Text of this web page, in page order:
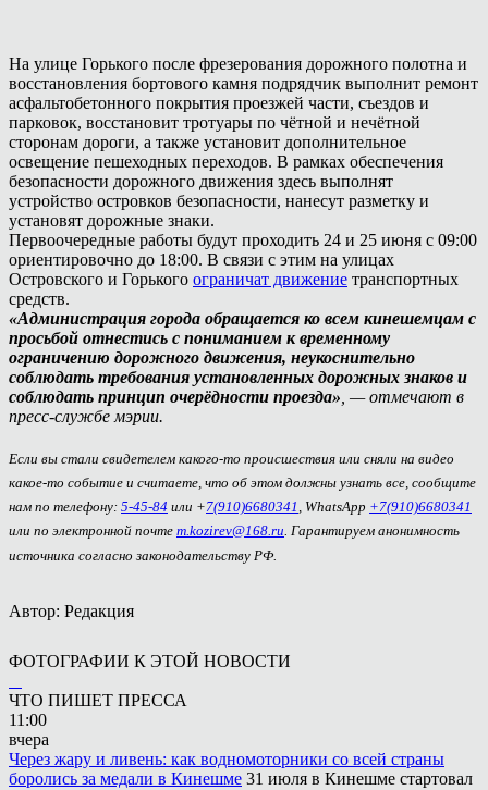
На улице Горького после фрезерования дорожного полотна и
восстановления бортового камня подрядчик выполнит ремонт
асфальтобетонного покрытия проезжей части, съездов и
парковок, восстановит тротуары по чётной и нечётной
сторонам дороги, а также установит дополнительное
освещение пешеходных переходов. В рамках обеспечения
безопасности дорожного движения здесь выполнят
устройство островков безопасности, нанесут разметку и
установят дорожные знаки.
Первоочередные работы будут проходить 24 и 25 июня с 09:00
ориентировочно до 18:00. В связи с этим на улицах
Островского и Горького ограничат движение транспортных
средств.
«Администрация города обращается ко всем кинешемцам с
просьбой отнестись с пониманием к временному
ограничению дорожного движения, неукоснительно
соблюдать требования установленных дорожных знаков и
соблюдать принцип очерёдности проезда» , — отмечают в
пресс-службе мэрии.
Если вы стали свидетелем какого-то происшествия или сняли на видео
какое-то событие и считаете, что об этом должны узнать все, сообщите
нам по телефону: 5-45-84 или +7(910)6680341 , WhatsApp +7(910)6680341
или по электронной почте m.kozirev@168.ru. Гарантируем анонимность
источника согласно законодательству РФ.
Автор: Редакция
ФОТОГРАФИИ К ЭТОЙ НОВОСТИ
ЧТО ПИШЕТ ПРЕССА
11:00
вчера
Через жару и ливень: как водномоторники со всей страны
боролись за медали в Кинешме 31 июля в Кинешме стартовал